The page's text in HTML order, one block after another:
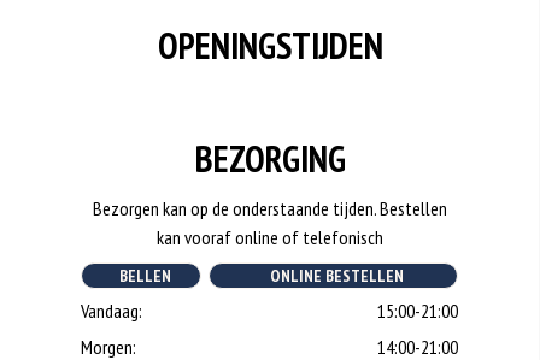
OPENINGSTIJDEN
BEZORGING
Bezorgen kan op de onderstaande tijden. Bestellen
kan vooraf online of telefonisch
BELLEN ONLINE BESTELLEN
Vandaag:
15:00-21:00
Morgen:
14:00-21:00